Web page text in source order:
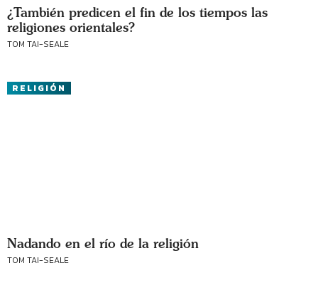
¿También predicen el fin de los tiempos las
religiones orientales?
TOM TAI-SEALE
RELIGIÓN
Nadando en el río de la religión
TOM TAI-SEALE